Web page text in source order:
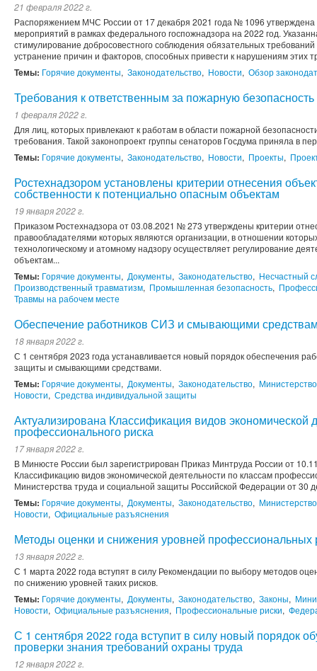
21 февраля 2022 г.
Распоряжением МЧС России от 17 декабря 2021 года № 1096
мероприятий в рамках федерального госпожнадзора на 2022 год.
стимулирование добросовестного соблюдения обязательных
устранение причин и факторов, способных привести к нарушениям
Темы: Горячие документы, Законодательство, Новости, Обзор
Требования к ответственным за пожарную безопасность
1 февраля 2022 г.
Для лиц, которых привлекают к работам в области пожарной
требования. Такой законопроект группы сенаторов Госдума приняла в
Темы: Горячие документы, Законодательство, Новости, Проекты,
Ростехнадзором установлены критерии отнесения
собственности к потенциально опасным объектам
19 января 2022 г.
Приказом Ростехнадзора от 03.08.2021 № 273 утверждены критерии
правообладателями которых являются организации, в отношении
технологическому и атомному надзору осуществляет регулирование
объектам...
Темы: Горячие документы, Документы, Законодательство, Несчастный
Производственный травматизм, Промышленная безопасность,
Травмы на рабочем месте
Обеспечение работников СИЗ и смывающими
18 января 2022 г.
С 1 сентября 2023 года устанавливается новый порядок обеспечения
защиты и смывающими средствами.
Темы: Горячие документы, Документы, Законодательство,
Новости, Средства индивидуальной защиты
Актуализирована Классификация видов экономической
профессионального риска
17 января 2022 г.
В Минюсте России был зарегистрирован Приказ Минтруда России от
Классификацию видов экономической деятельности по классам
Министерства труда и социальной защиты Российской Федерации от 30
Темы: Горячие документы, Документы, Законодательство,
Новости, Официальные разъяснения
Методы оценки и снижения уровней профессиональных
13 января 2022 г.
С 1 марта 2022 года вступят в силу Рекомендации по выбору методов
по снижению уровней таких рисков.
Темы: Горячие документы, Документы, Законодательство, Законы,
Новости, Официальные разъяснения, Профессиональные риски,
С 1 сентября 2022 года вступит в силу новый порядок
проверки знания требований охраны труда
12 января 2022 г.